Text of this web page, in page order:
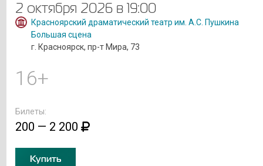
2 октября 2026 в 19:00
Красноярский драматический театр им. А.С. Пушкина
Большая сцена
г. Красноярск, пр-т Мира, 73
16+
Билеты:
200 — 2 200
Купить